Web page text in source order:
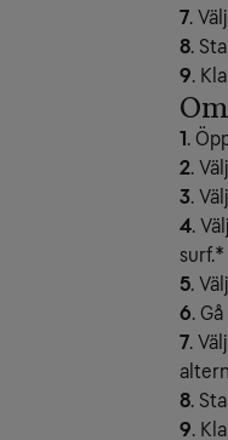
7. Välj
8.
9.
1.
2. Välj
3. Välj
4. Välj
surf.*
5. Välj
6.
7. Välj
8.
9.